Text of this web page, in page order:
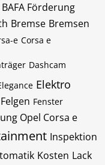
BAFA Förderung
Bremse Bremsen
e Corsa e
Dashcam
Elektro
Felgen Fenster
Opel Corsa e
Inspektion
Kosten Lack